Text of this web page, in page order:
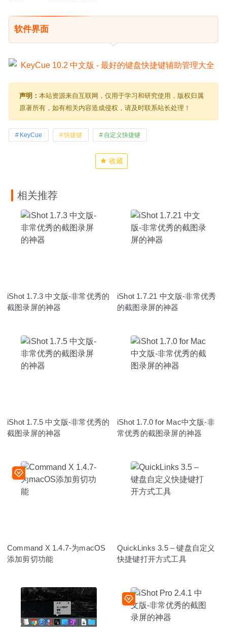
软件界面
声明： 本站资源来自互联网，仅用于学习和研究使用，版权归属
原著所有，如有相关内容造成侵权，请及时联系站长处理！
KeyCue 快捷键 自定义快捷键
收藏
相关推荐
iShot 1.7.3 中文版-非常优秀的
截图录屏的神器
iShot 1.7.21 中文版-非常优秀
的截图录屏的神器
iShot 1.7.5 中文版-非常优秀的
截图录屏的神器
iShot 1.7.0 for Mac中文版-非
常优秀的截图录屏的神器
Command X 1.4.7-为macOS
添加剪切功能
QuickLinks 3.5 – 键盘自定义
快捷键打开方式工具